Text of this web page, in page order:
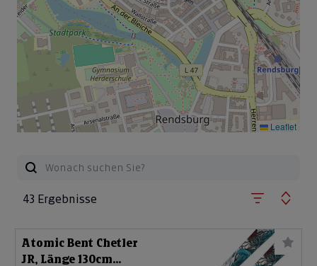
Leaflet
43 Ergebnisse
Atomic Bent Chetler
JR, Länge 130cm